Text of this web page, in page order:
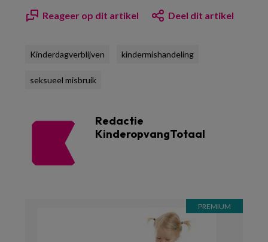
Reageer op dit artikel Deel dit artikel
Kinderdagverblijven kindermishandeling
seksueel misbruik
Redactie
KinderopvangTotaal